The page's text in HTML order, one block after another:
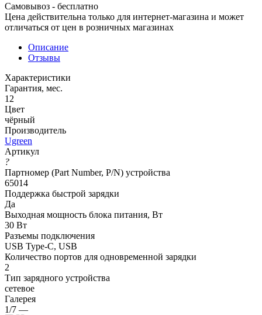
Самовывоз - бесплатно
Цена действительна только для интернет-магазина и может
отличаться от цен в розничных магазинах
Описание
Отзывы
Характеристики
Гарантия, мес.
12
Цвет
чёрный
Производитель
Ugreen
Артикул
?
Партномер (Part Number, P/N) устройства
65014
Поддержка быстрой зарядки
Да
Выходная мощность блока питания, Вт
30 Вт
Разъемы подключения
USB Type-C, USB
Количество портов для одновременной зарядки
2
Тип зарядного устройства
сетевое
Галерея
1/7 —